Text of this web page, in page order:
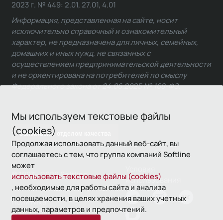
Мы используем текстовые файлы
(cookies)
Продолжая использовать данный веб-сайт, вы
соглашаетесь с тем, что группа компаний Softline
может
использовать текстовые файлы (cookies)
, необходимые для работы сайта и анализа
посещаемости, в целях хранения ваших учетных
данных, параметров и предпочтений.
Связаться с отделом качества
2023 г. № 449: 2.01, 27.01, 4.01
Информация, представленная на сайте, носит
исключительно справочный и ознакомительный
характер, не предназначена для личных, семейных,
домашних и иных нужд, не связанных с
осуществлением предпринимательской деятельности
и не ориентирована на потребителей по смыслу
Федерального закона от 24.06.2025 № 168-ФЗ.
© 1993—2026 Softline
использования
Политика
конфиденциальности